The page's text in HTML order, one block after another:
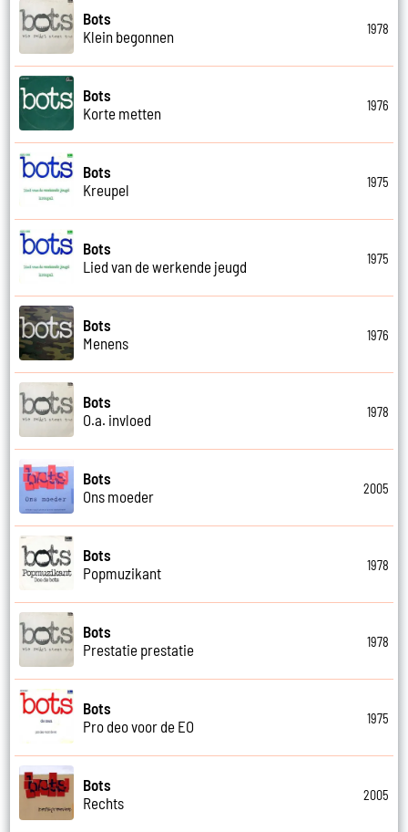
Bots
Klein begonnen
1978
Bots
Korte metten
1976
Bots
Kreupel
1975
Bots
Lied van de werkende jeugd
1975
Bots
Menens
1976
Bots
O.a. invloed
1978
Bots
Ons moeder
2005
Bots
Popmuzikant
1978
Bots
Prestatie prestatie
1978
Bots
Pro deo voor de EO
1975
Bots
Rechts
2005